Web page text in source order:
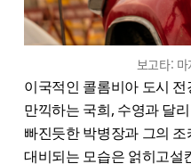
보고타:
이국적인 콜롬비아 도시
만끽하는 국희, 수영과 달
빠진듯한 박병장과 그의
대비되는 모습은 얽히고설